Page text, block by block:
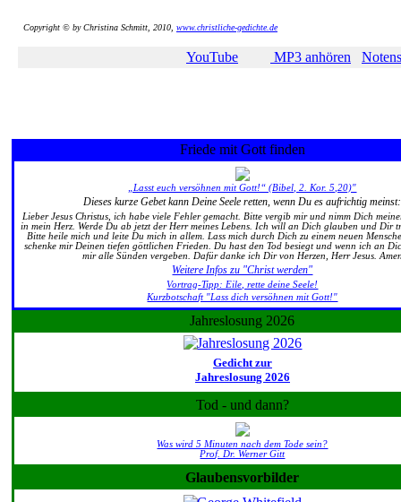
Copyright © by Christina Schmitt, 2010, www.christliche-gedichte.de
YouTube MP3 anhören
Friede mit Gott finden
„Lasst euch versöhnen mit Gott!“ (Bibel, 2. Kor. 5,20)"
Dieses kurze Gebet kann Deine Seele retten, wenn Du es aufrichtig meinst:
Lieber Jesus Christus, ich habe viele Fehler gemacht. Bitte vergib mir und nimm Dich
in mein Herz. Werde Du ab jetzt der Herr meines Lebens. Ich will an Dich glauben und Dir
Bitte heile mich und leite Du mich in allem. Lass mich durch Dich zu einem neuen
schenke mir Deinen tiefen göttlichen Frieden. Du hast den Tod besiegt und wenn ich an
mir alle Sünden vergeben. Dafür danke ich Dir von Herzen, Herr Jesus.
Weitere Infos zu "Christ werden"
Vortrag-Tipp: Eile, rette deine Seele!
Kurzbotschaft "Lass dich versöhnen mit Gott!"
Jahreslosung 2026
Gedicht zur
Jahreslosung 2026
Tod - und dann?
Was wird 5 Minuten nach dem Tode sein?
Prof. Dr. Werner Gitt
Glaubensvorbilder